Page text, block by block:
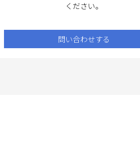
ください。
問い合わせする